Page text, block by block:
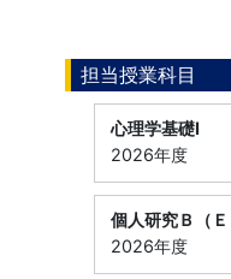
担当授業科目
心理学基礎Ⅰ
2026年度
個人研究Ｂ（
2026年度